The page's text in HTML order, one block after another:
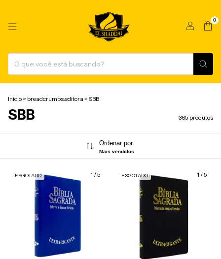
0
Início > breadcrumbs.editora > SBB
SBB 365 produtos
Ordenar por:
Mais vendidos
1 /5
ESGOTADO 1 /5
ESGOTADO